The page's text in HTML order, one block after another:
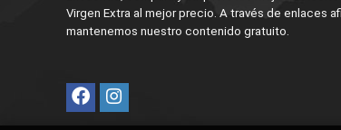
Virgen Extra al mejor precio. A través de enlaces
mantenemos nuestro contenido gratuito.